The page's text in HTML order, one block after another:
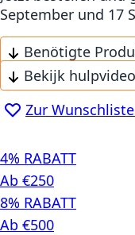
September und 17
Benötigte
Bekijk
Zur
4% RABATT
Ab €250
8% RABATT
Ab €500